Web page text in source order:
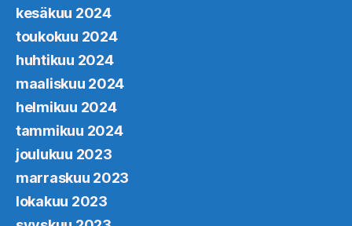
kesäkuu 2024
toukokuu 2024
huhtikuu 2024
maaliskuu 2024
helmikuu 2024
tammikuu 2024
joulukuu 2023
marraskuu 2023
lokakuu 2023